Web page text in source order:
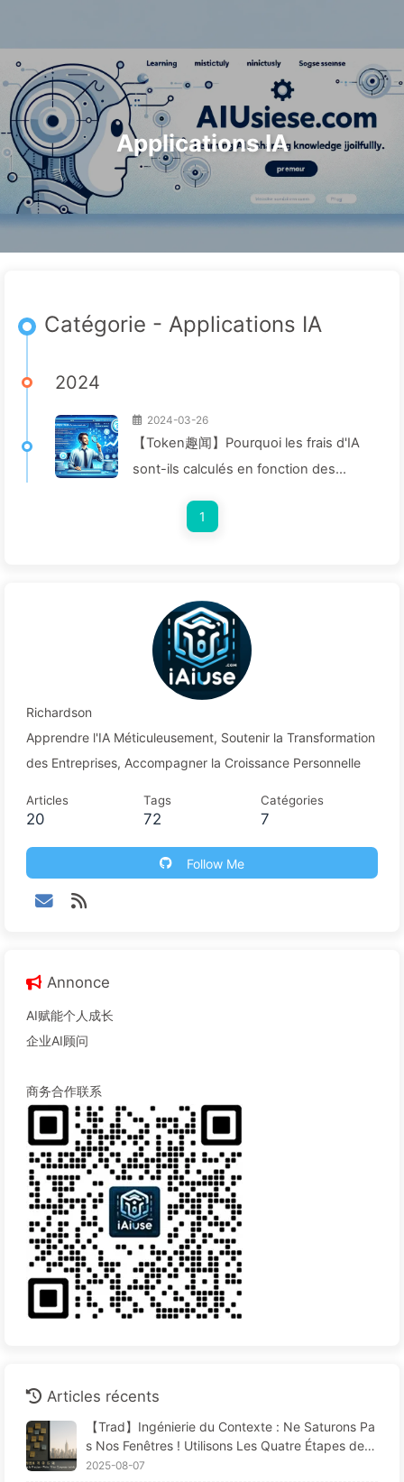
Applications IA
Catégorie - Applications IA
2024
2024-03-26
【Token趣闻】Pourquoi les frais d'IA
sont-ils calculés en fonction des
Apprendre l'IA à Petit Pas 040
1
Richardson
Apprendre l'IA Méticuleusement, Soutenir la Transformation
des Entreprises, Accompagner la Croissance Personnelle
Articles
20
Tags
72
Catégories
7
Follow Me
Annonce
AI赋能个人成长
企业AI顾问
商务合作联系
Articles récents
【Trad】Ingénierie du Contexte : Ne Saturons Pa
s Nos Fenêtres ! Utilisons Les Quatre Étapes de R
édaction, Filtrage, Compression et Isolation, Évito
2025-08-07